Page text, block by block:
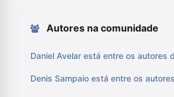
Autores na comunidade
Daniel Avelar está entre os autores
Denis Sampaio está entre os